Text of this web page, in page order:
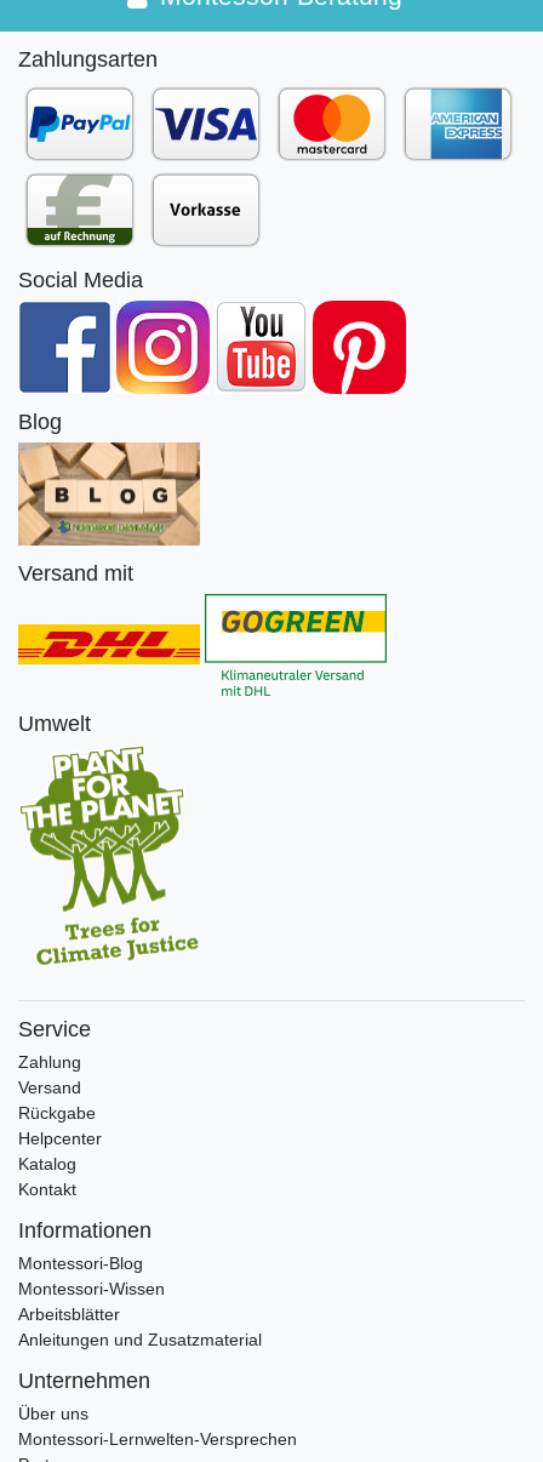
Zahlungsarten
Social Media
Blog
Versand mit
Umwelt
Service
Zahlung
Versand
Rückgabe
Helpcenter
Katalog
Kontakt
Informationen
Montessori-Blog
Montessori-Wissen
Arbeitsblätter
Anleitungen und Zusatzmaterial
Unternehmen
Über uns
Montessori-Lernwelten-Versprechen